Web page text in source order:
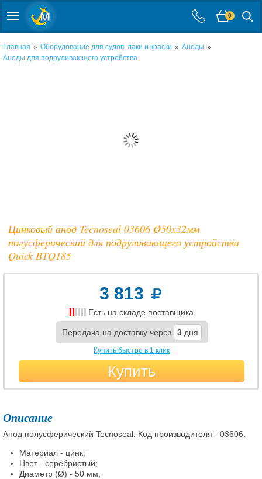
0
Главная » Оборудование для судов, лаки и краски » Аноды »
Аноды для подруливающего устройства
Цинковый анод Tecnoseal 03606 Ø50x32мм
полусферический для подруливающего устройства
Quick BTQ185
3 813
Есть на складе поставщика
Передача на доставку через 3 дня
Купить быстро в 1 клик
Купить
Описание
Анод полусферический Tecnoseal. Код производителя - 03606.
Материал - цинк;
Цвет - серебристый;
Диаметр (Ø) - 50 мм;